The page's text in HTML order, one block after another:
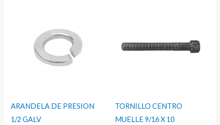
ARANDELA DE PRESION
1/2 GALV
TORNILLO CENTRO
MUELLE 9/16 X 10